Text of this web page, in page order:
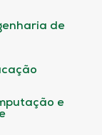
de
e